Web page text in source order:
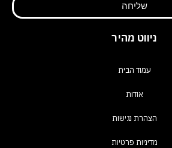
שליחה
ניווט מהיר
עמוד הבית
אודות
הצהרת נגישות
מדיניות פרטיות